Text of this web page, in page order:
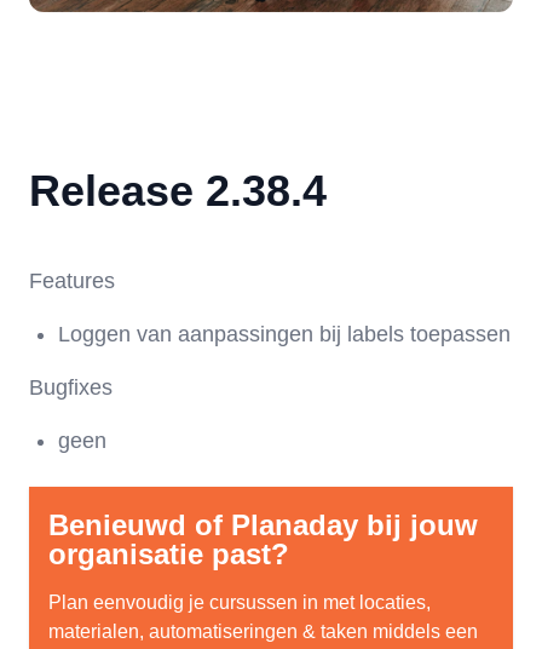
Release 2.38.4
Features
Loggen van aanpassingen bij labels toepassen
Bugfixes
geen
Benieuwd of Planaday bij jouw
organisatie past?
Plan eenvoudig je cursussen in met locaties,
materialen, automatiseringen & taken middels een